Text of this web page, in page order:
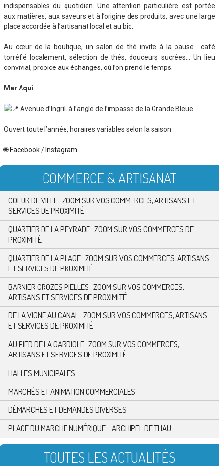
indispensables du quotidien. Une attention particulière est portée
aux matières, aux saveurs et à l’origine des produits, avec une large
place accordée à l’artisanat local et au bio.
Au cœur de la boutique, un salon de thé invite à la pause : café
torréfié localement, sélection de thés, douceurs sucrées… Un lieu
convivial, propice aux échanges, où l’on prend le temps.
Mer Aqui
Avenue d’Ingril, à l’angle de l’impasse de la Grande Bleue
Ouvert toute l’année, horaires variables selon la saison
🌐 Facebook/ Instagram
COMMERCE & ARTISANAT
COEUR DE VILLE : ZOOM SUR VOS COMMERCES, ARTISANS ET
SERVICES DE PROXIMITÉ
QUARTIER DE LA PEYRADE : ZOOM SUR VOS COMMERCES DE
PROXIMITÉ
QUARTIER DE LA PLAGE : ZOOM SUR VOS COMMERCES, ARTISANS
ET SERVICES DE PROXIMITÉ
BARNIER CROZES PIELLES : ZOOM SUR VOS COMMERCES,
ARTISANS ET SERVICES DE PROXIMITÉ
DE LA VIGNE AU CANAL : ZOOM SUR VOS COMMERCES, ARTISANS
ET SERVICES DE PROXIMITÉ
AU PIED DE LA GARDIOLE : ZOOM SUR VOS COMMERCES,
ARTISANS ET SERVICES DE PROXIMITÉ
HALLES MUNICIPALES
MARCHÉS ET ANIMATION COMMERCIALES
DÉMARCHES ET DEMANDES DIVERSES
PLACE DU MARCHÉ NUMÉRIQUE - ARCHIPEL DE THAU
TOUTES LES ACTUALITÉS